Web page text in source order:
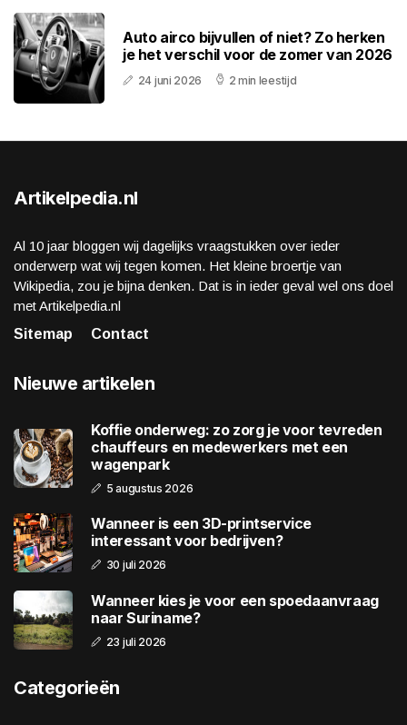
Auto airco bijvullen of niet? Zo herken
je het verschil voor de zomer van 2026
24 juni 2026 2 min leestijd
Artikelpedia.nl
Al 10 jaar bloggen wij dagelijks vraagstukken over ieder
onderwerp wat wij tegen komen. Het kleine broertje van
Wikipedia, zou je bijna denken. Dat is in ieder geval wel ons doel
met Artikelpedia.nl
Sitemap
Contact
Nieuwe artikelen
Koffie onderweg: zo zorg je voor tevreden
chauffeurs en medewerkers met een
wagenpark
5 augustus 2026
Wanneer is een 3D-printservice
interessant voor bedrijven?
30 juli 2026
Wanneer kies je voor een spoedaanvraag
naar Suriname?
23 juli 2026
Categorieën